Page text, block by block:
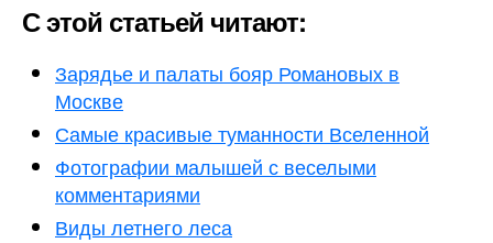
С этой статьей читают:
Зарядье и палаты бояр Романовых в
Москве
Самые красивые туманности Вселенной
Фотографии малышей с веселыми
комментариями
Виды летнего леса